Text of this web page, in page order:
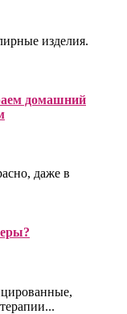
изделия.
домашний
даже в